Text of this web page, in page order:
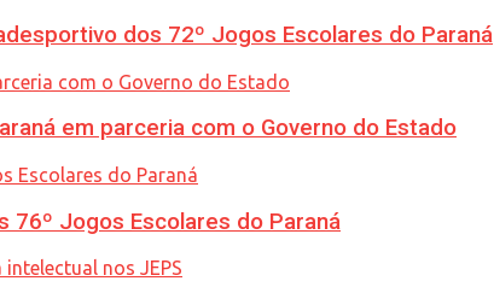
dos 72º Jogos Escolares do Paraná
em parceria com o Governo do Estado
Jogos Escolares do Paraná